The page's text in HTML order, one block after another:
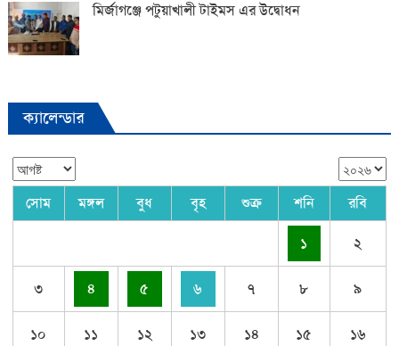
মির্জাগঞ্জে পটুয়াখালী টাইমস এর উদ্বোধন
ক্যালেন্ডার
সোম মঙ্গল বুধ বৃহ শুক্র শনি রবি
১ ২
৩ ৪ ৫ ৬ ৭ ৮ ৯
১০ ১১ ১২ ১৩ ১৪ ১৫ ১৬